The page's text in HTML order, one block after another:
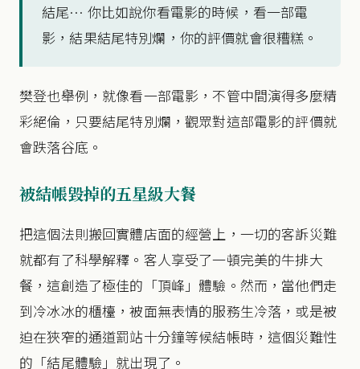
結尾… 你比如說你看電影的時候，看一部電
影，結果結尾特別爛，你的評價就會很糟糕。
樊登也舉例，就像看一部電影，不管中間演得多麼精
彩絕倫，只要結尾特別爛，觀眾對這部電影的評價就
會跌落谷底。
被結帳毀掉的五星級大餐
把這個法則搬回實體店面的經營上，一切的客訴災難
就都有了科學解釋。客人享受了一頓完美的牛排大
餐，這創造了極佳的「頂峰」體驗。然而，當他們走
到冷冰冰的櫃檯，被面無表情的服務生冷落，或是被
迫在狹窄的通道罰站十分鐘等候結帳時，這個災難性
的「結尾體驗」就出現了。